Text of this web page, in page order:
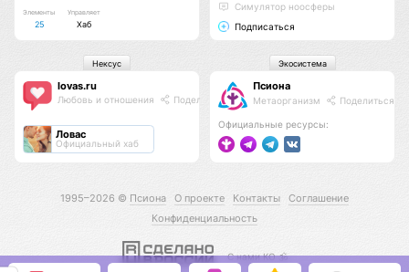
Элементы
25
Управляет
Хаб
Cимулятор ноосферы
Подписаться
lovas.ru
Любовь и отношения Поделиться
Ловас
Официальный хаб
Нексус
Псиона
Метаорганизм Поделиться
Официальные ресурсы:
Экосистема
1995–2026 © Псиона О проекте Контакты
Соглашение
Конфиденциальность
С нами КО 🕉️